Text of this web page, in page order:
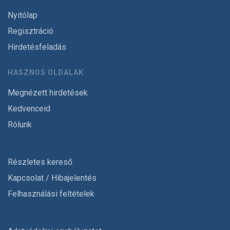
Nyitólap
Regisztráció
Hirdetésfeladás
HASZNOS OLDALAK
Megnézett hirdetések
Kedvenceid
Rólunk
Részletes kereső
Kapcsolat / Hibajelentés
Felhasználási feltételek